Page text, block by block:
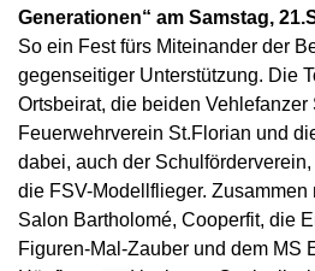
Generationen“ am Samstag,
So ein Fest fürs Miteinander der
gegenseitiger Unterstützung. Die
Ortsbeirat, die beiden Vehlefanzer
Feuerwehrverein St.Florian und
dabei, auch der
die FSV-Modellflieger. Zusammen
Salon Bartholomé, Cooperfit, die
Figuren-Mal-Zauber und dem MS